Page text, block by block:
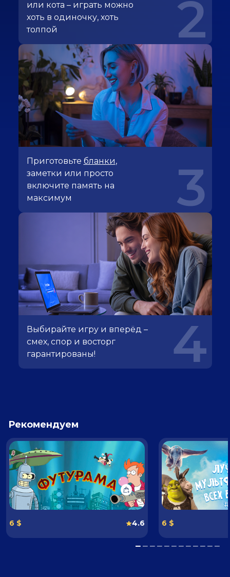
или кота – играть можно
хоть в одиночку, хоть
толпой
2
Приготовьте бланки,
заметки или просто
включите память на
максимум
3
Выбирайте игру и вперёд –
смех, спор и восторг
гарантированы!
4
Рекомендуем
6 $ 4.6 6 $